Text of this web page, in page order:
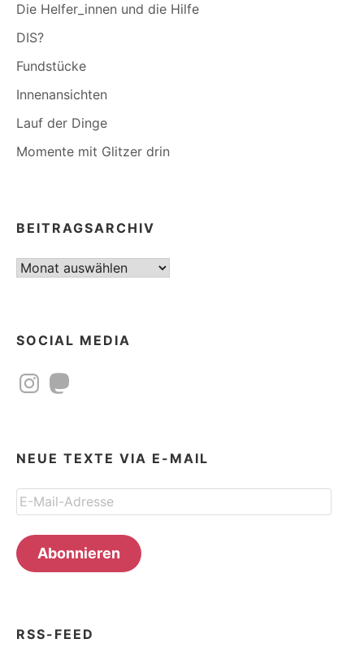
Die Helfer_innen und die Hilfe
DIS?
Fundstücke
Innenansichten
Lauf der Dinge
Momente mit Glitzer drin
BEITRAGSARCHIV
Beitragsarchiv
SOCIAL MEDIA
InstagramMastodon
NEUE TEXTE VIA E-MAIL
E-
Mail-
Adresse
Abonnieren
RSS-FEED